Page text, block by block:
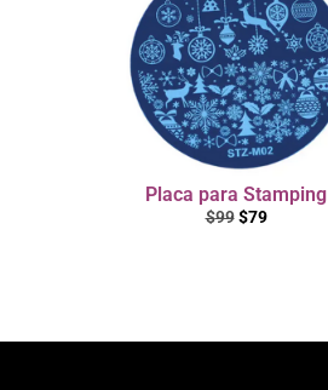
Placa para Stamping
$99 $79